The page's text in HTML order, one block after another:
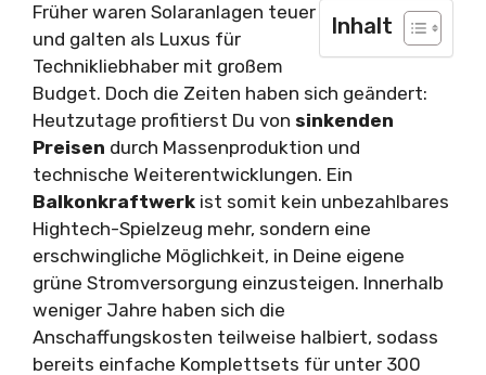
Inhalt
Früher waren Solaranlagen teuer
und galten als Luxus für
Technikliebhaber mit großem
Budget. Doch die Zeiten haben sich geändert:
Heutzutage profitierst Du von sinkenden
Preisen durch Massenproduktion und
technische Weiterentwicklungen. Ein
Balkonkraftwerk ist somit kein unbezahlbares
Hightech-Spielzeug mehr, sondern eine
erschwingliche Möglichkeit, in Deine eigene
grüne Stromversorgung einzusteigen. Innerhalb
weniger Jahre haben sich die
Anschaffungskosten teilweise halbiert, sodass
bereits einfache Komplettsets für unter 300